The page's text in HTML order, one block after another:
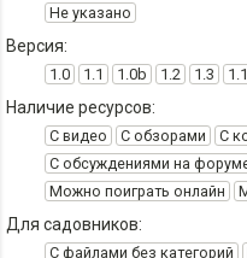
Не указано
Версия:
1.0 1.1 1.0b 1.2 1.3
Наличие ресурсов:
С видео С обзорами
С
С обсуждениями на
Можно поиграть онлайн
Для садовников:
С файлами без категорий